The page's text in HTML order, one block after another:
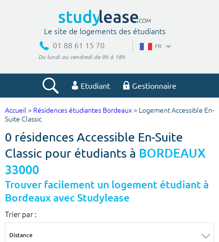
Le site de logements des étudiants
01 88 61 15 70
Du lundi au vendredi de 9h à 18h
FR
Etudiant Gestionnaire
Votre recherche
Ville, école
Budget min
€
Budget max
Accueil > Résidences étudiantes Bordeaux > Logement Accessible En-
Suite Classic
0 résidences Accessible En-Suite
Classic pour étudiants à BORDEAUX
33000
Trouver facilement un logement étudiant à
Bordeaux avec Studylease
Trier par :